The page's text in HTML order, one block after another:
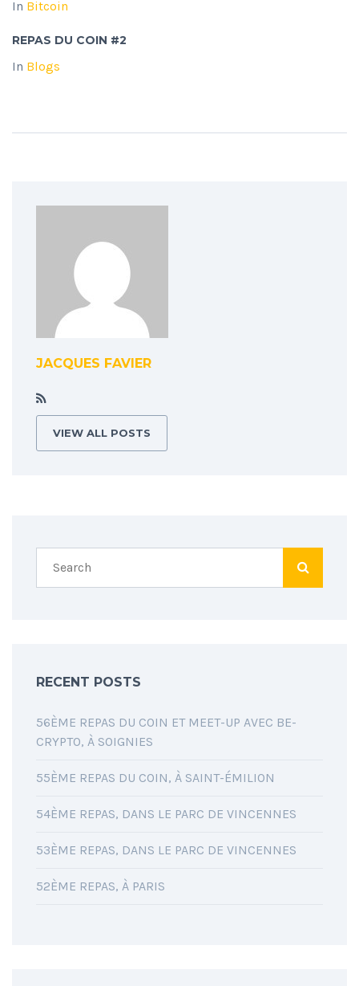
In Bitcoin
REPAS DU COIN #2
In Blogs
JACQUES FAVIER
VIEW ALL POSTS
RECENT POSTS
56ÈME REPAS DU COIN ET MEET-UP AVEC BE-
CRYPTO, À SOIGNIES
55ÈME REPAS DU COIN, À SAINT-ÉMILION
54ÈME REPAS, DANS LE PARC DE VINCENNES
53ÈME REPAS, DANS LE PARC DE VINCENNES
52ÈME REPAS, À PARIS